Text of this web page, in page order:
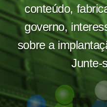
conteúdo,
governo,
sobre a
Junte-